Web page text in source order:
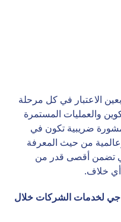
الاعتبار في كل مرحلة
والعمليات المستمرة
ضريبية تكون في
من حيث المعرفة
تضمن أقصى قدر من
أي خلاف.
لخدمات الشركات خلال